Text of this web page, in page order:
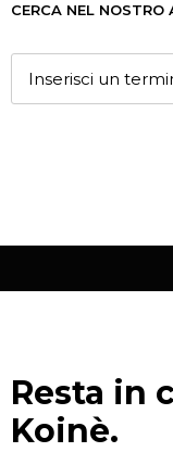
CERCA NEL NOSTRO
Resta in
Koinè.